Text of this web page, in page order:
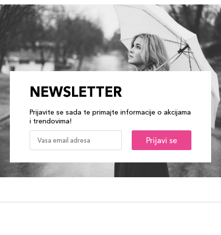
NEWSLETTER
Prijavite se sada te primajte informacije o akcijama
i trendovima!
Prijavi se